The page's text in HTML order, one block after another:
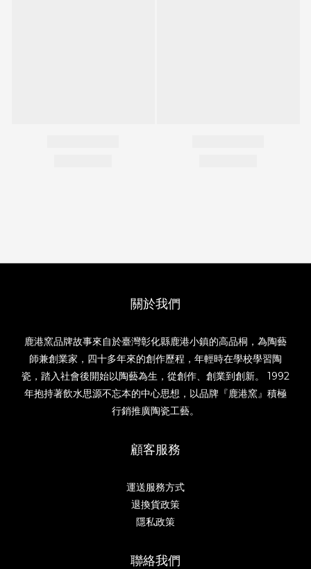
關於我們
鹿港窯品牌故事來自於臺灣彰化縣鹿港小鎮的高品桐，為陶藝
師兼創業家，四十多年來的創作歷程，年輕時在學校學習陶
瓷，踏入社會後開始以陶藝為生，從創作、創業到創新。 1992
年抱持著飲水思源不忘本的中心思想，以品牌『鹿港窯』積極
行銷推廣陶瓷工藝。
顧客服務
運送服務方式
退換貨政策
隱私政策
聯絡我們